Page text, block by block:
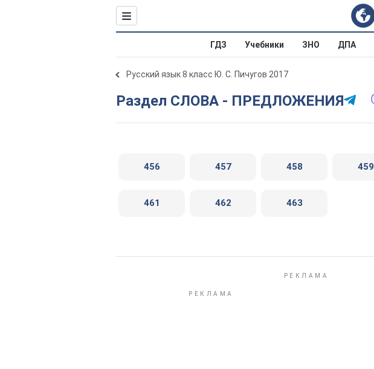
ГДЗ Учебники ЗНО ДПА
Русский язык 8 класс Ю. С. Пичугов 2017
Раздел СЛОВА - ПРЕДЛОЖЕНИЯ
456 457 458 459
461 462 463